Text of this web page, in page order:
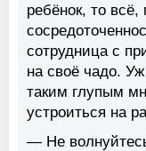
ребёнок, то
сотрудница с
на своё чадо.
таким глупым
устроиться на
— Не